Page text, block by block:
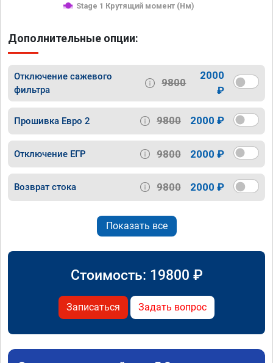
Stage 1 Крутящий момент (Нм)
Дополнительные опции:
Отключение сажевого
фильтра
9800
2000
₽
Прошивка Евро 2 9800 2000 ₽
Отключение ЕГР 9800 2000 ₽
Возврат стока 9800 2000 ₽
Показать все
Стоимость: 19800 ₽
Записаться Задать вопрос